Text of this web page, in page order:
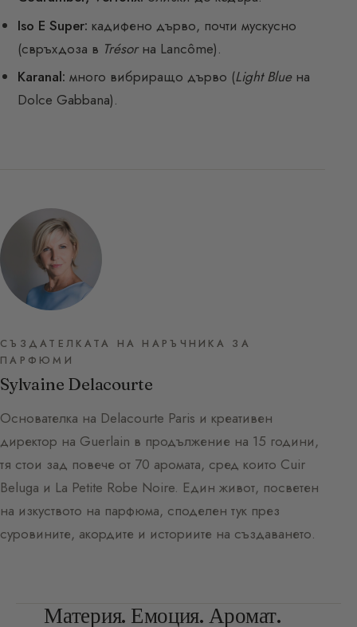
Iso E Super: кадифено дърво, почти мускусно
(свръхдоза в Trésorна Lancôme).
Karanal: много вибриращо дърво (Light Blueна
Dolce Gabbana).
СЪЗДАТЕЛКАТА НА НАРЪЧНИКА ЗА
ПАРФЮМИ
Sylvaine Delacourte
Основателка на Delacourte Paris и креативен
директор на Guerlain в продължение на 15 години,
тя стои зад повече от 70 аромата, сред които Cuir
Beluga и La Petite Robe Noire. Един живот, посветен
на изкуството на парфюма, споделен тук през
суровините, акордите и историите на създаването.
Материя. Емоция. Аромат.